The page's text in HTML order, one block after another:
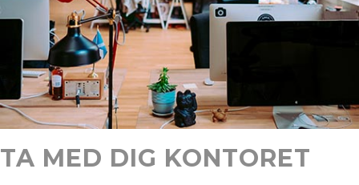
TA MED DIG KONTORET